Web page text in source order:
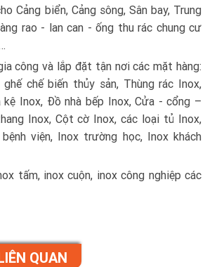
Cảng biển, Cảng sông, Sân bay, Trung
rao - lan can - ống thu rác chung cư
công và lắp đặt tận nơi các mặt hàng:
ghế chế biến thủy sản, Thùng rác Inox,
kệ Inox, Đồ nhà bếp Inox, Cửa - cổng –
Inox, Cột cờ Inox, các loại tủ Inox,
viện, Inox trường học, Inox khách
tấm, inox cuộn, inox công nghiệp các
QUAN